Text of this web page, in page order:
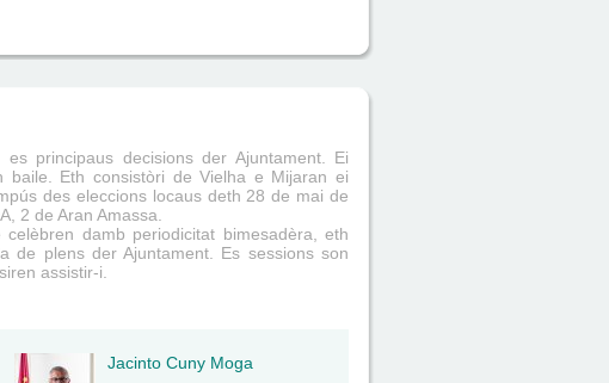
principaus decisions der Ajuntament. Ei
Eth consistòri de Vielha e Mijaran ei
des eleccions locaus deth 28 de mai de
2 de Aran Amassa.
damb periodicitat bimesadèra, eth
de plens der Ajuntament. Es sessions son
assistir-i.
Jacinto Cuny Moga